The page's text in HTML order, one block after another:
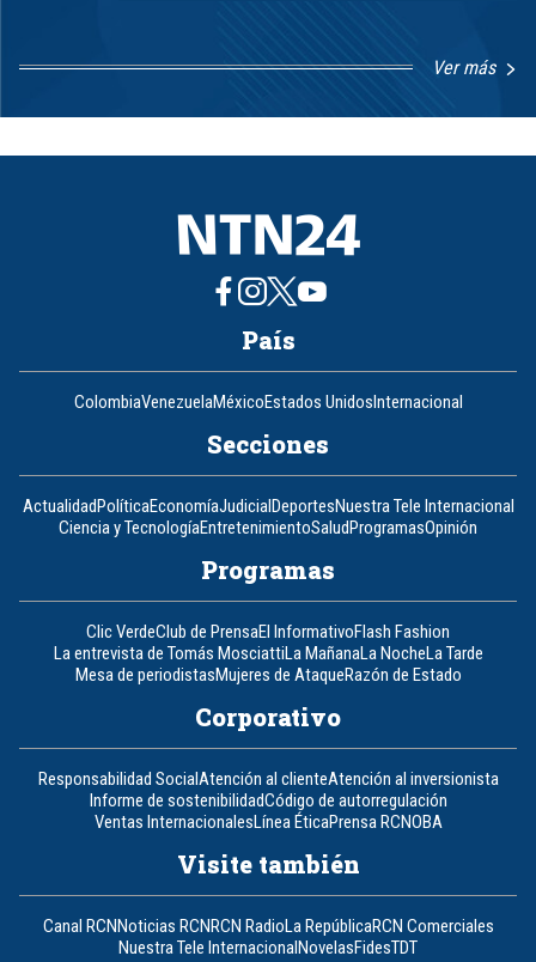
Ver más
8
País
ColombiaVenezuelaMéxicoEstados UnidosInternacional
Secciones
ActualidadPolíticaEconomíaJudicialDeportesNuestra Tele Internacional
Ciencia y TecnologíaEntretenimientoSaludProgramasOpinión
Programas
Clic VerdeClub de PrensaEl InformativoFlash Fashion
La entrevista de Tomás MosciattiLa MañanaLa NocheLa Tarde
Mesa de periodistasMujeres de AtaqueRazón de Estado
Corporativo
Responsabilidad SocialAtención al clienteAtención al inversionista
Informe de sostenibilidadCódigo de autorregulación
Ventas InternacionalesLínea ÉticaPrensa RCNOBA
Visite también
Canal RCNNoticias RCNRCN RadioLa RepúblicaRCN Comerciales
Nuestra Tele InternacionalNovelasFidesTDT